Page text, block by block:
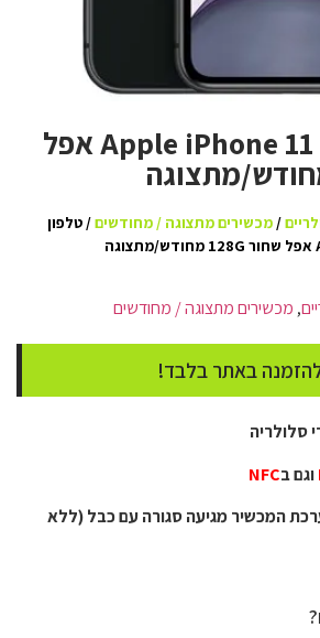
טלפון סלולרי Apple iPhone 11 אפל
/מכשירים מתצוגה / מחודשים/ טלפון
, מכשירים מתצוגה / מחודשים
באתר בלבד!
וגם בNFC
המכשיר מגיעה סגורה עם כבל (ללא